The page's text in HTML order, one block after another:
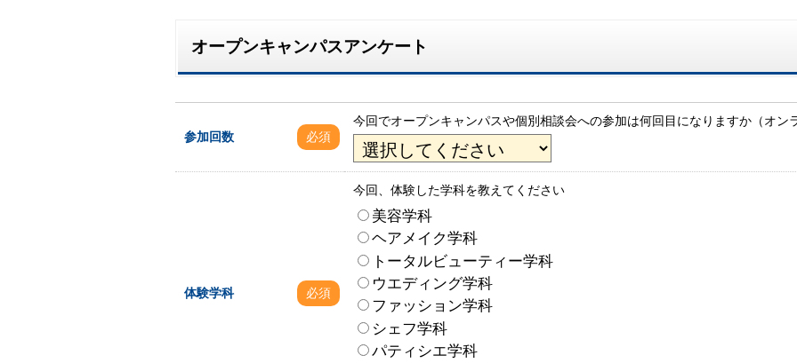
オープンキャンパスアンケート
参加回数 必須
今回でオープンキャンパスや個別相談会への参加は何回目になりますか（オン
体験学科 必須
今回、体験した学科を教えてください
美容学科
ヘアメイク学科
トータルビューティー学科
ウエディング学科
ファッション学科
シェフ学科
パティシエ学科